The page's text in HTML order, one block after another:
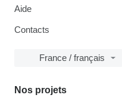
Aide
Contacts
France / français
Nos projets